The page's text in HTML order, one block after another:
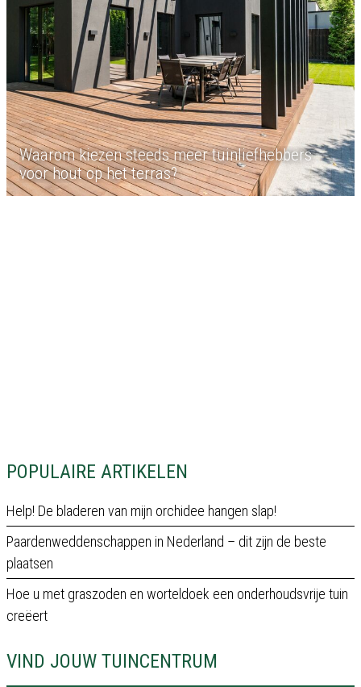
POPULAIRE ARTIKELEN
Help! De bladeren van mijn orchidee hangen slap!
Paardenweddenschappen in Nederland – dit zijn de beste
plaatsen
Hoe u met graszoden en worteldoek een onderhoudsvrije tuin
creëert
VIND JOUW TUINCENTRUM
Waarom kiezen steeds meer tuinliefhebbers
voor hout op het terras?